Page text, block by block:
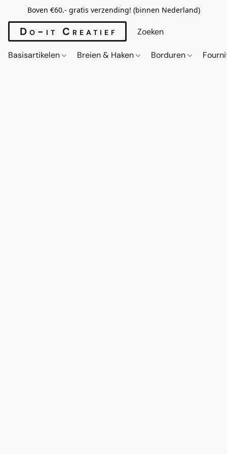
Boven €60.- gratis verzending! (binnen Nederland)
Do-it Creatief
Basisartikelen Breien & Haken Borduren